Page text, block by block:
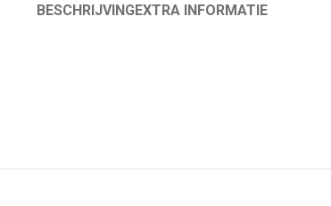
BESCHRIJVINGEXTRA INFORMATIE